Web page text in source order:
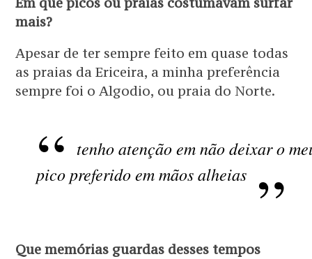
mais?
Apesar de ter sempre feito em quase todas
as praias da Ericeira, a minha preferência
sempre foi o Algodio, ou praia do Norte.
tenho atenção em não deixar o
pico preferido em mãos alheias
Que memórias guardas desses tempos